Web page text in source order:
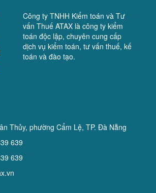
Công ty TNHH Kiểm toán và Tư
vấn Thuế ATAX là công ty kiểm
toán độc lập, chuyên cung cấp
dịch vụ kiểm toán, tư vấn thuế, kế
toán và đào tạo.
Thủy, phường Cẩm Lệ, TP. Đà Nẵng
639
639